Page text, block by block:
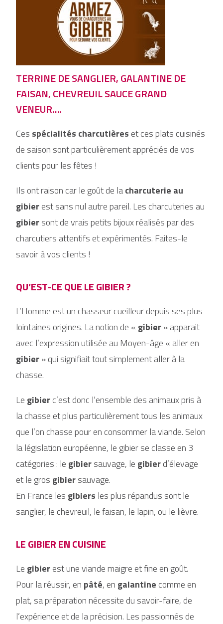
TERRINE DE SANGLIER, GALANTINE DE
FAISAN, CHEVREUIL SAUCE GRAND
VENEUR….
Ces spécialités charcutières et ces plats cuisinés
de saison sont particulièrement appréciés de vos
clients pour les fêtes !
Ils ont raison car le goût de lacharcuterie au
gibierest sans nul autre pareil. Les charcuteries au
gibiersont de vrais petits bijoux réalisés par des
charcutiers attentifs et expérimentés. Faites-le
savoir à vos clients !
QU’EST-CE QUE LE GIBIER ?
L’Homme est un chasseur cueilleur depuis ses plus
lointaines origines. La notion de « gibier» apparait
avec l’expression utilisée au Moyen-âge « aller en
gibier» qui signifiait tout simplement aller à la
chasse.
Le gibierc’est donc l’ensemble des animaux pris à
la chasse et plus particulièrement tous les animaux
que l’on chasse pour en consommer la viande. Selon
la législation européenne, le gibier se classe en 3
catégories : le gibiersauvage, le gibierd’élevage
et le gros gibiersauvage.
En France les gibiers les plus répandus sont le
sanglier, le chevreuil, le faisan, le lapin, ou le lièvre.
LE GIBIER EN CUISINE
Le gibierest une viande maigre et fine en goût.
Pour la réussir, en pâté, en galantinecomme en
plat, sa préparation nécessite du savoir-faire, de
l’expérience et de la précision. Les passionnés de